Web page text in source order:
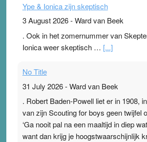
Ype & Ionica zijn skeptisch
3 August 2026-Ward van Beek
. Ook in het zomernummer van
Ionica weer skeptisch … [...]
No Title
31 July 2026-Ward van Beek
. Robert Baden-Powell liet er in 1908,
van zijn Scouting for boys geen twijfel
‘Ga nooit pal na een maaltijd in diep
want dan krijg je hoogstwaarschijnlijk